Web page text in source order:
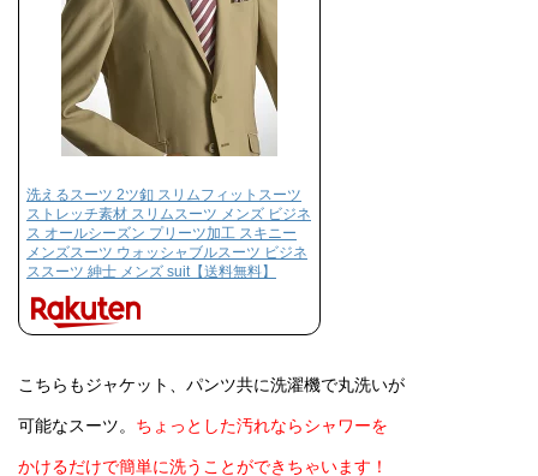
洗えるスーツ 2ツ釦 スリムフィットスーツ
ストレッチ素材 スリムスーツ メンズ ビジネ
ス オールシーズン プリーツ加工 スキニー
メンズスーツ ウォッシャブルスーツ ビジネ
ススーツ 紳士 メンズ suit【送料無料】
こちらもジャケット、パンツ共に洗濯機で丸洗いが
可能なスーツ。 ちょっとした汚れならシャワーを
かけるだけで簡単に洗うことができちゃいます！